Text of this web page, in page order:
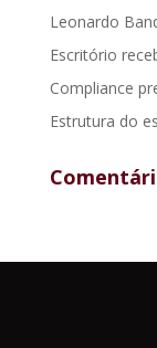
Leonardo
Escritório
Compliance
Estrutura do